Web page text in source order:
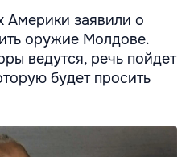
Америки заявили о
оружие Молдове.
ведутся, речь пойдет
будет просить